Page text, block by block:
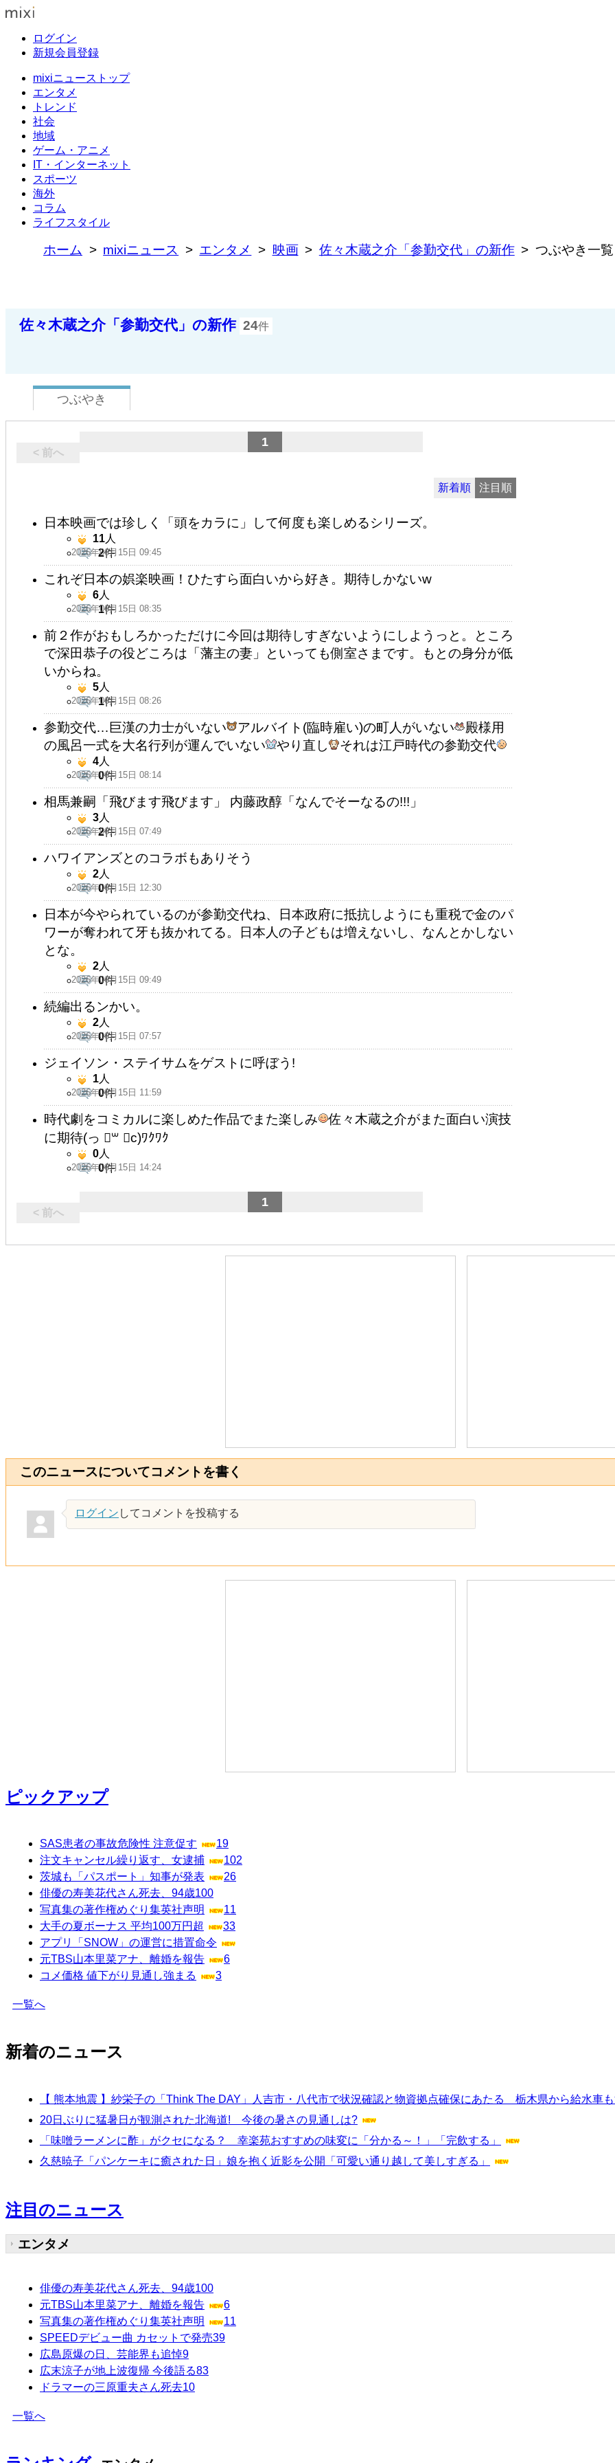
ログイン
新規会員登録
mixiニューストップ
エンタメ
トレンド
社会
地域
ゲーム・アニメ
IT・インターネット
スポーツ
海外
コラム
ライフスタイル
ホーム mixiニュース エンタメ 映画 佐々木蔵之介「参勤交代」の新作 つぶやき一覧
佐々木蔵之介「参勤交代」の新作 24件
つぶやき
< 前へ
1
新着順 注目順
日本映画では珍しく「頭をカラに」して何度も楽しめるシリーズ。
2026年06月15日 09:45
11人
2件
これぞ日本の娯楽映画！ひたすら面白いから好き。期待しかないw
2026年06月15日 08:35
6人
1件
前２作がおもしろかっただけに今回は期待しすぎないようにしようっと。ところ
で深田恭子の役どころは「藩主の妻」といっても側室さまです。もとの身分が低
いからね。
2026年06月15日 08:26
5人
1件
参勤交代…巨漢の力士がいない アルバイト(臨時雇い)の町人がいない
殿様用
の風呂一式を大名行列が運んでいない
やり直し それは江戸時代の参勤交代
2026年06月15日 08:14
4人
0件
相馬兼嗣「飛びます飛びます」 内藤政醇「なんでそーなるの!!!」
2026年06月15日 07:49
3人
2件
ハワイアンズとのコラボもありそう
2026年06月15日 12:30
2人
0件
日本が今やられているのが参勤交代ね、日本政府に抵抗しようにも重税で金のパ
ワーが奪われて牙も抜かれてる。日本人の子どもは増えないし、なんとかしない
とな。
2026年06月15日 09:49
2人
0件
続編出るンかい。
2026年06月15日 07:57
2人
0件
ジェイソン・ステイサムをゲストに呼ぼう!
2026年06月15日 11:59
1人
0件
時代劇をコミカルに楽しめた作品でまた楽しみ
佐々木蔵之介がまた面白い演技
に期待(っ ॑꒳ ॑c)ﾜｸﾜｸ
2026年06月15日 14:24
0人
0件
< 前へ
1
このニュースについてコメントを書く
ログイン してコメントを投稿する
ピックアップ
SAS患者の事故危険性 注意促す
19
注文キャンセル繰り返す、女逮捕
102
茨城も「パスポート」知事が発表
26
俳優の寿美花代さん死去、94歳100
写真集の著作権めぐり集英社声明
11
大手の夏ボーナス 平均100万円超
33
アプリ「SNOW」の運営に措置命令
元TBS山本里菜アナ、離婚を報告
6
コメ価格 値下がり見通し強まる
3
一覧へ
新着のニュース
【 熊本地震 】紗栄子の「Think The DAY」人吉市・八代市で状況確認と物資拠点確保にあたる 栃木県から給水車
20日ぶりに猛暑日が観測された北海道! 今後の暑さの見通しは?
「味噌ラーメンに酢」がクセになる？ 幸楽苑おすすめの味変に「分かる～！」「完飲する」
久慈暁子「パンケーキに癒された日」娘を抱く近影を公開「可愛い通り越して美しすぎる」
注目のニュース
エンタメ
俳優の寿美花代さん死去、94歳100
元TBS山本里菜アナ、離婚を報告
6
写真集の著作権めぐり集英社声明
11
SPEEDデビュー曲 カセットで発売39
広島原爆の日、芸能界も追悼9
広末涼子が地上波復帰 今後語る83
ドラマーの三原重夫さん死去10
一覧へ